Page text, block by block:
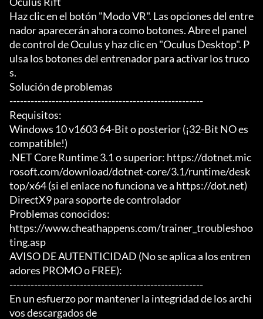
Haz clic en el botón "Modo VR". Las opciones del entre
nador aparecerán ahora como botones. Abre el panel
de control de Oculus y haz clic en "Oculus Desktop". P
ulsa los botones del entrenador para activar los truco
s.
Solución de problemas
-------------------------------------------------------
Requisitos:
Windows 10 v1603 64-Bit o posterior (¡32-Bit NO es
compatible!)
.NET Core Runtime 3.1 o superior: https://dotnet.mic
rosoft.com/download/dotnet-core/3.1/runtime/desk
top/x64 (si el enlace no funciona ve a https://dot.net)
DirectX9 para soporte de controlador
Problemas conocidos:
https://www.cheathappens.com/trainer_troubleshoo
ting.asp
AVISO DE AUTENTICIDAD (No se aplica a los entren
adores PROMO o FREE):
-------------------------------------------------------
En un esfuerzo por mantener la integridad de los archi
vos descargados de